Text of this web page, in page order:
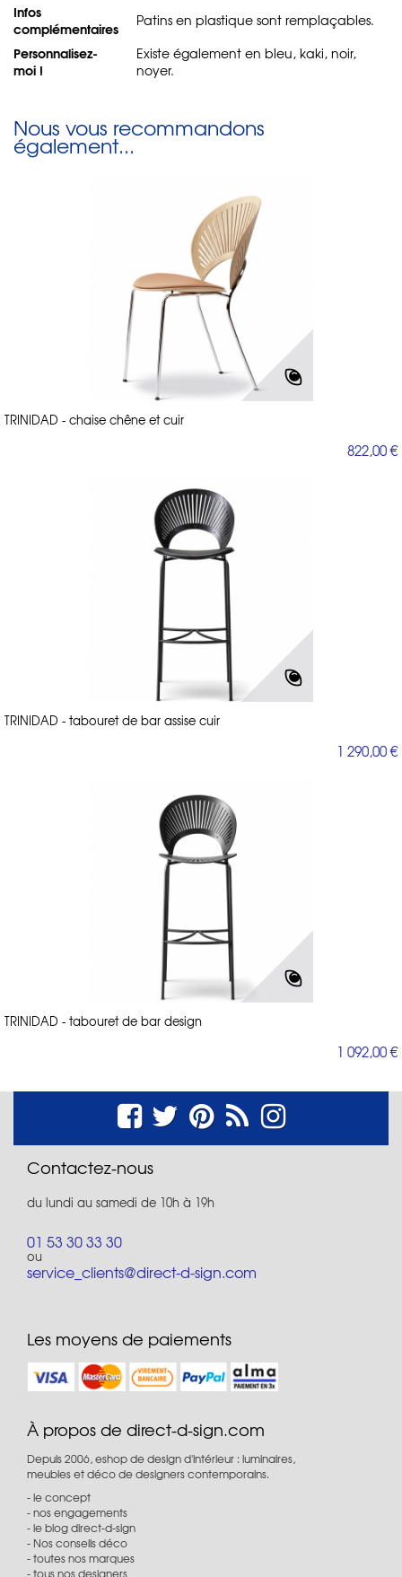
Infos
complémentaires
Patins en plastique sont remplaçables.
Personnalisez-
moi !
Existe également en bleu, kaki, noir,
noyer.
Nous vous recommandons
également...
TRINIDAD - chaise chêne et cuir
822,00 €
TRINIDAD - tabouret de bar assise cuir
1 290,00 €
TRINIDAD - tabouret de bar design
1 092,00 €
Contactez-nous
du lundi au samedi de 10h à 19h
01 53 30 33 30
ou
service_clients@direct-d-sign.com
Les moyens de paiements
À propos de direct-d-sign.com
Depuis 2006, eshop de design d'intérieur : luminaires,
meubles et déco de designers contemporains.
le concept
nos engagements
le blog direct-d-sign
Nos conseils déco
toutes nos marques
tous nos designers